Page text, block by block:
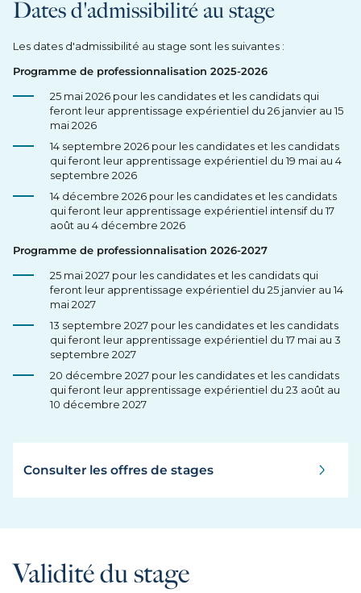
Dates d'admissibilité au stage
Les dates d'admissibilité au stage sont les suivantes :
Programme de professionnalisation 2025-2026
25 mai 2026 pour les candidates et les candidats qui
feront leur apprentissage expérientiel du 26 janvier au 15
mai 2026
14 septembre 2026 pour les candidates et les candidats
qui feront leur apprentissage expérientiel du 19 mai au 4
septembre 2026
14 décembre 2026 pour les candidates et les candidats
qui feront leur apprentissage expérientiel intensif du 17
août au 4 décembre 2026
Programme de professionnalisation 2026-2027
25 mai 2027 pour les candidates et les candidats qui
feront leur apprentissage expérientiel du 25 janvier au 14
mai 2027
13 septembre 2027 pour les candidates et les candidats
qui feront leur apprentissage expérientiel du 17 mai au 3
septembre 2027
20 décembre 2027 pour les candidates et les candidats
qui feront leur apprentissage expérientiel du 23 août au
10 décembre 2027
Consulter les offres de stages
Validité du stage